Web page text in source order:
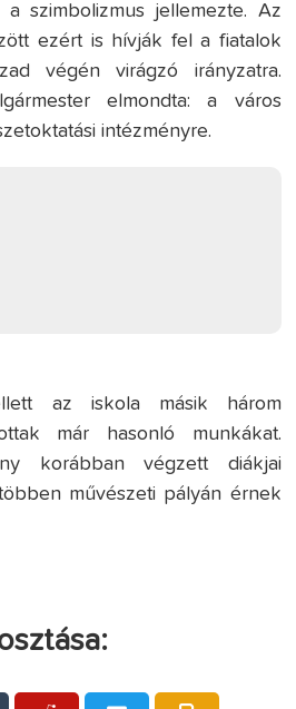
a szimbolizmus jellemezte. Az
ezért is hívják fel a fiatalok
végén virágzó irányzatra.
elmondta: a város
intézményre.
az iskola másik három
már hasonló munkákat.
korábban végzett diákjai
művészeti pályán érnek